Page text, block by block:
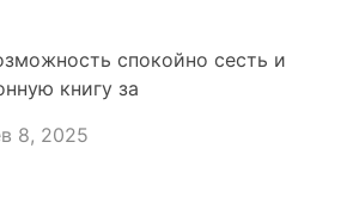
спокойно сесть и
книгу за
8, 2025